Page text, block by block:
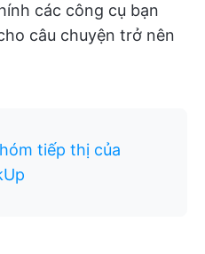
các công cụ bạn
câu chuyện trở nên
tiếp thị của